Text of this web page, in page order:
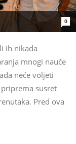
0
ih nikada
mnogi nauče
neće voljeti
susret
Pred ova